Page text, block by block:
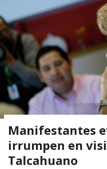
Manifestantes
irrumpen en
Talcahuano